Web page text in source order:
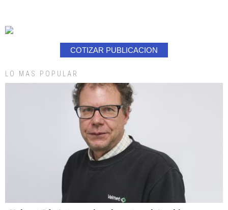
COTIZAR PUBLICACION
LO MAS POPULAR